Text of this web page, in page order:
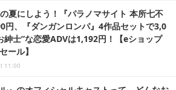
夏にしよう！『パラノマサイト 本所七不
円、『ダンガンロンパ』4作品セットで3,0
紳士”な恋愛ADVは1,192円！【eショップ
ール】
11:00